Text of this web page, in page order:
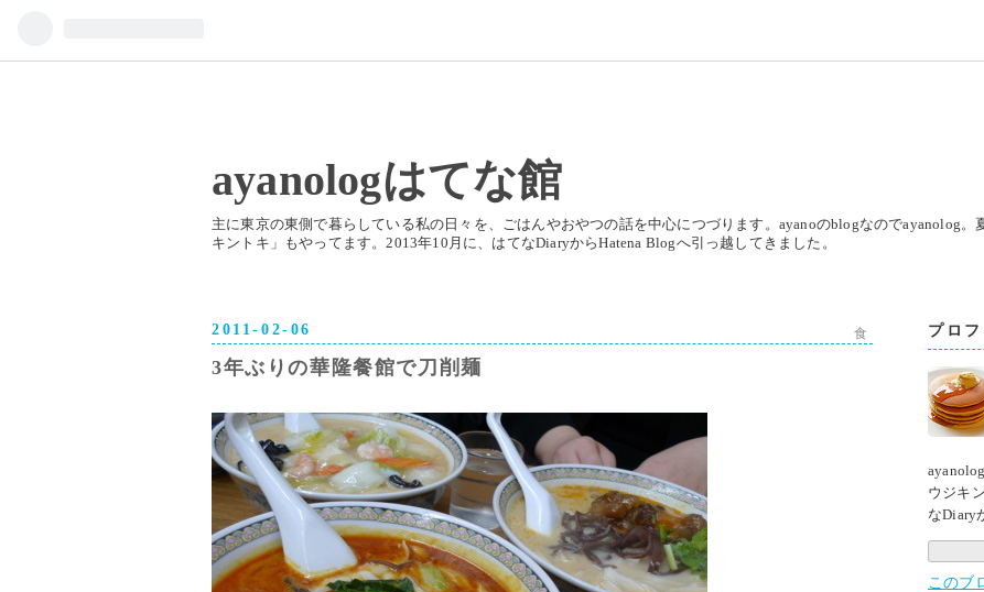
ayanologはてな館
主に東京の東側で暮らしている私の日々を、ごはんやおやつの話を中心につづります。ayanoのblogなのでayanolog
キントキ」もやってます。2013年10月に、はてなDiaryからHatena Blogへ引っ越してきました。
2011-02- 06
3年ぶりの華隆餐館で刀削麺
食 プロ
ウジキ
なDiary
このブ